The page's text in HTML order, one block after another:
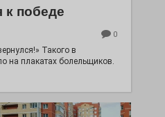
к победе
0
Такого в
на плакатах болельщиков.